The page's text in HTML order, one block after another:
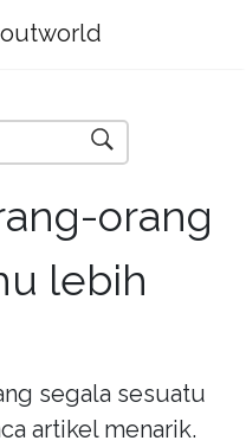
orang
lebih
segala sesuatu
artikel menarik.